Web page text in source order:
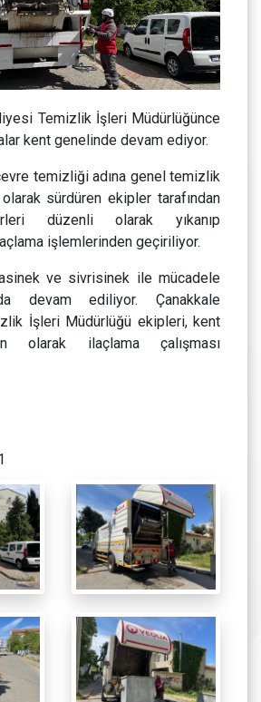
Temizlik İşleri Müdürlüğünce
kent genelinde devam ediyor.
temizliği adına genel temizlik
olarak sürdüren ekipler tarafından
düzenli olarak yıkanıp
işlemlerinden geçiriliyor.
ve sivrisinek ile mücadele
da devam ediliyor. Çanakkale
İşleri Müdürlüğü ekipleri, kent
olarak ilaçlama çalışması